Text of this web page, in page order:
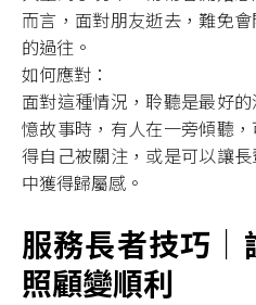
而言，面對朋友逝去，難免
的過往。
如何應對：
面對這種情況，聆聽是最好
憶故事時，有人在一旁傾聽
得自己被關注，或是可以讓
中獲得歸屬感。
服務長者技巧
照顧變順利